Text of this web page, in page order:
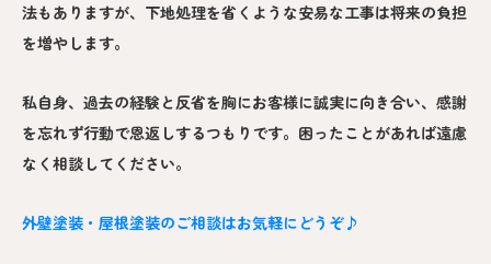
法もありますが、下地処理を省くような安易な工事は将来の負担
を増やします。
私自身、過去の経験と反省を胸にお客様に誠実に向き合い、感謝
を忘れず行動で恩返しするつもりです。困ったことがあれば遠慮
なく相談してください。
外壁塗装・屋根塗装のご相談はお気軽にどうぞ♪